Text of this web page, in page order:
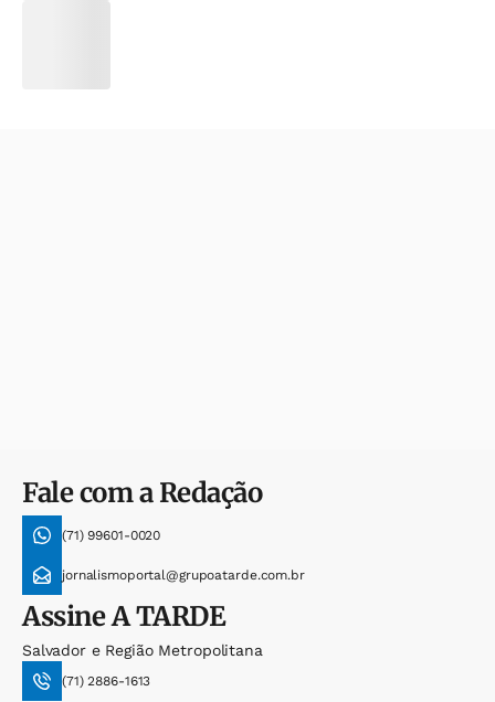
Fale com a Redação
(71) 99601-0020
jornalismoportal@grupoatarde.com.br
AssineA TARDE
Salvador e Região Metropolitana
(71) 2886-1613